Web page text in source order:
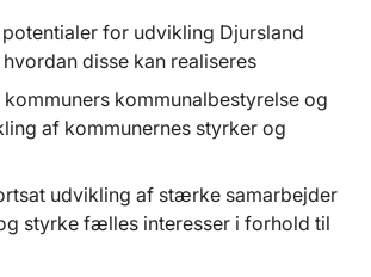
for udvikling Djursland
disse kan realiseres
kommuners kommunalbestyrelse og
af kommunernes styrker og
udvikling af stærke samarbejder
styrke fælles interesser i forhold til